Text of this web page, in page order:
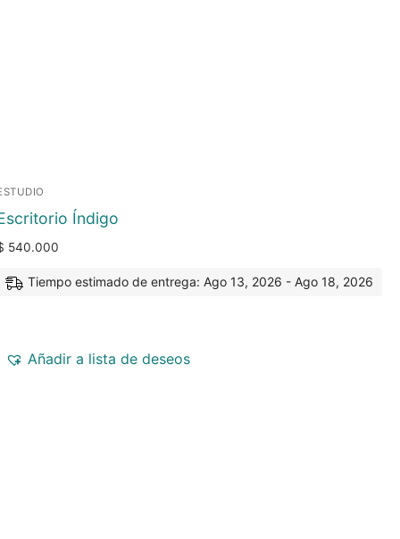
Índigo
540.000
Tiempo estimado de entrega: Ago 13, 2026 - Ago 18, 2026
Añadir a lista de deseos